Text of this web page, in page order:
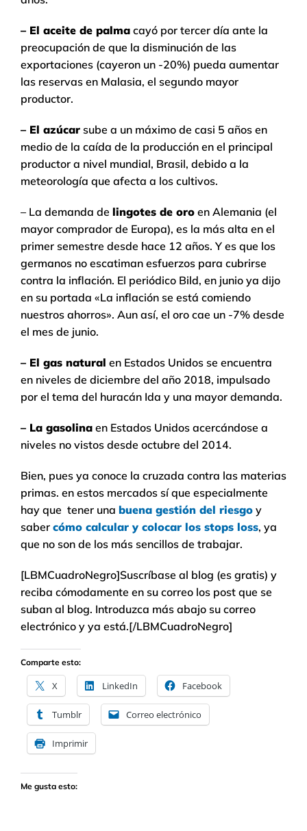
– El aceite de palma cayó por tercer día ante la
preocupación de que la disminución de las
exportaciones (cayeron un -20%) pueda aumentar
las reservas en Malasia, el segundo mayor
productor.
– El azúcar sube a un máximo de casi 5 años en
medio de la caída de la producción en el principal
productor a nivel mundial, Brasil, debido a la
meteorología que afecta a los cultivos.
– La demanda de lingotes de oro en Alemania (el
mayor comprador de Europa), es la más alta en el
primer semestre desde hace 12 años. Y es que los
germanos no escatiman esfuerzos para cubrirse
contra la inflación. El periódico Bild, en junio ya dijo
en su portada «La inflación se está comiendo
nuestros ahorros». Aun así, el oro cae un -7% desde
el mes de junio.
– El gas natural en Estados Unidos se encuentra
en niveles de diciembre del año 2018, impulsado
por el tema del huracán Ida y una mayor demanda.
– La gasolina en Estados Unidos acercándose a
niveles no vistos desde octubre del 2014.
Bien, pues ya conoce la cruzada contra las materias
primas. en estos mercados sí que especialmente
hay que tener una buena gestión del riesgo y
saber cómo calcular y colocar los stops loss, ya
que no son de los más sencillos de trabajar.
[LBMCuadroNegro]Suscríbase al blog (es gratis) y
reciba cómodamente en su correo los post que se
suban al blog. Introduzca más abajo su correo
electrónico y ya está.[/LBMCuadroNegro]
Comparte esto:
X LinkedIn Facebook
Tumblr Correo electrónico
Imprimir
Me gusta esto: